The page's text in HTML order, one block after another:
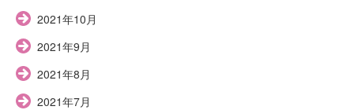
2021年10月
2021年9月
2021年8月
2021年7月